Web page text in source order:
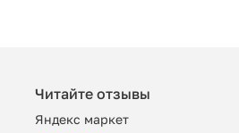
Читайте отзывы
Яндекс маркет